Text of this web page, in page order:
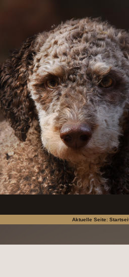
Aktuelle Seite: